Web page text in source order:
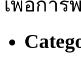
เพื่อกา